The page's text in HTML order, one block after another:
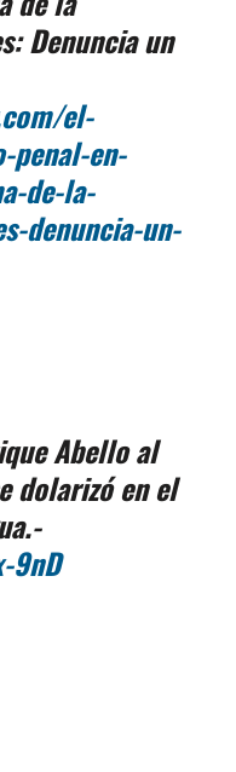
Denuncia un
el-
penal-en-
de-la-
denuncia-un-
Abello al
dolarizó en el
9nD